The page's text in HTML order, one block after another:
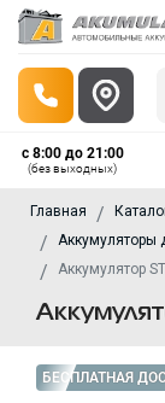
с 8:00 до 21:00
(без выходных)
Главная
Аккумуляторы
Аккумулятор
БЕСПЛАТНАЯ